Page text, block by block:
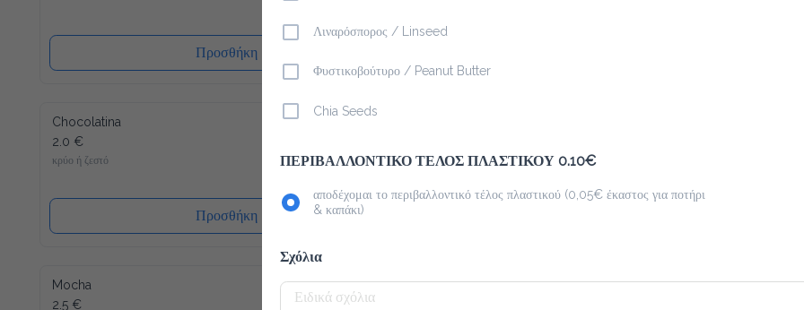
Προσθήκη
Chocolatina
2.0 €
κρύο ή ζεστό
Προσθήκη
κρύο ή ζεστό
Mocha
2.5 €
Γρανίτα
Λιναρόσπορος / Linseed
Φυστικοβούτυρο / Peanut Butter
Chia Seeds
ΠΕΡΙΒΑΛΛΟΝΤΙΚΟ ΤΕΛΟΣ ΠΛΑΣΤΙΚΟΥ 0.10€
αποδέχομαι το περιβαλλοντικό τέλος πλαστικού (0,05€ έκαστος για ποτήρι
& καπάκι)
Σχόλια